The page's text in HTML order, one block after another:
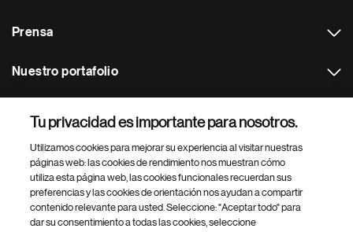
Prensa
Nuestro portafolio
Footer Site Search
Tu privacidad es importante para nosotros.
Utilizamos cookies para mejorar su experiencia al visitar nuestras
páginas web: las cookies de rendimiento nos muestran cómo
utiliza esta página web, las cookies funcionales recuerdan sus
preferencias y las cookies de orientación nos ayudan a compartir
contenido relevante para usted. Seleccione: "Aceptar todo" para
dar su consentimiento a todas las cookies, seleccione